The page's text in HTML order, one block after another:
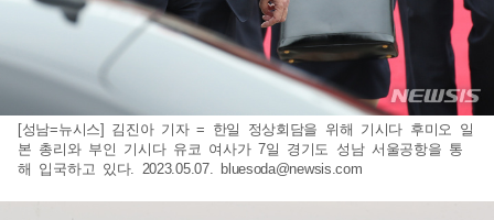
[성남=뉴시스] 김진아 기자 = 한일 정상회담을 위해 기시다 후미오 일
본 총리와 부인 기시다 유코 여사가 7일 경기도 성남 서울공항을 통
해 입국하고 있다. 2023.05.07.
bluesoda@newsis.com